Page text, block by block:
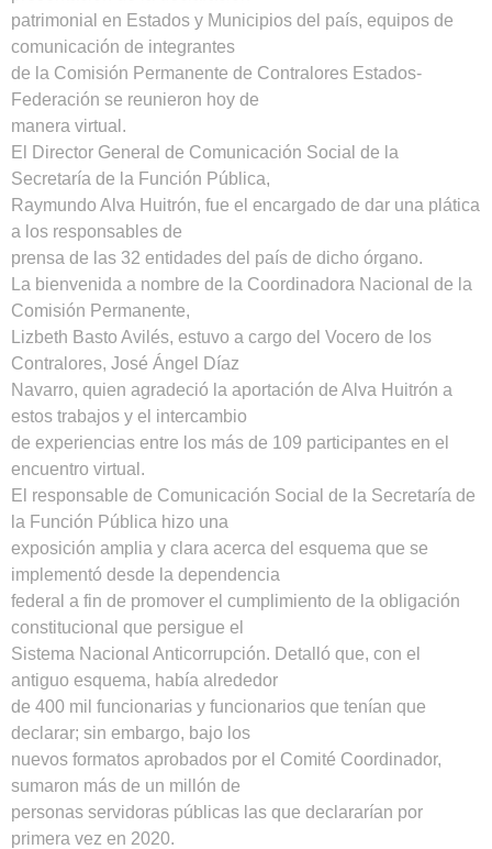
patrimonial en Estados y Municipios del país, equipos de
comunicación de integrantes
de la Comisión Permanente de Contralores Estados-
Federación se reunieron hoy de
manera virtual.
El Director General de Comunicación Social de la
Secretaría de la Función Pública,
Raymundo Alva Huitrón, fue el encargado de dar una plática
a los responsables de
prensa de las 32 entidades del país de dicho órgano.
La bienvenida a nombre de la Coordinadora Nacional de la
Comisión Permanente,
Lizbeth Basto Avilés, estuvo a cargo del Vocero de los
Contralores, José Ángel Díaz
Navarro, quien agradeció la aportación de Alva Huitrón a
estos trabajos y el intercambio
de experiencias entre los más de 109 participantes en el
encuentro virtual.
El responsable de Comunicación Social de la Secretaría de
la Función Pública hizo una
exposición amplia y clara acerca del esquema que se
implementó desde la dependencia
federal a fin de promover el cumplimiento de la obligación
constitucional que persigue el
Sistema Nacional Anticorrupción. Detalló que, con el
antiguo esquema, había alrededor
de 400 mil funcionarias y funcionarios que tenían que
declarar; sin embargo, bajo los
nuevos formatos aprobados por el Comité Coordinador,
sumaron más de un millón de
personas servidoras públicas las que declararían por
primera vez en 2020.